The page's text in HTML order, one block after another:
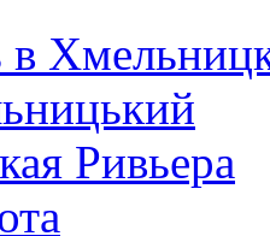
в
Ривьера